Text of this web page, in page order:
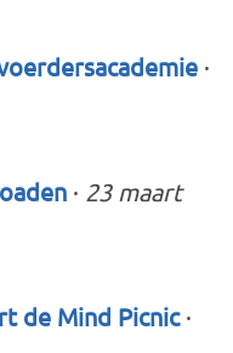
·
· 23 maart
de Mind Picnic ·